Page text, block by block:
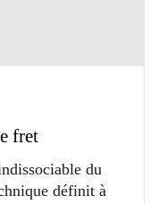
fret
du
définit à